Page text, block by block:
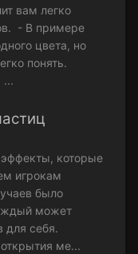
вам легко
- В примере
цвета, но
понять.
...
которые
игрокам
было
может
для себя.
ме...